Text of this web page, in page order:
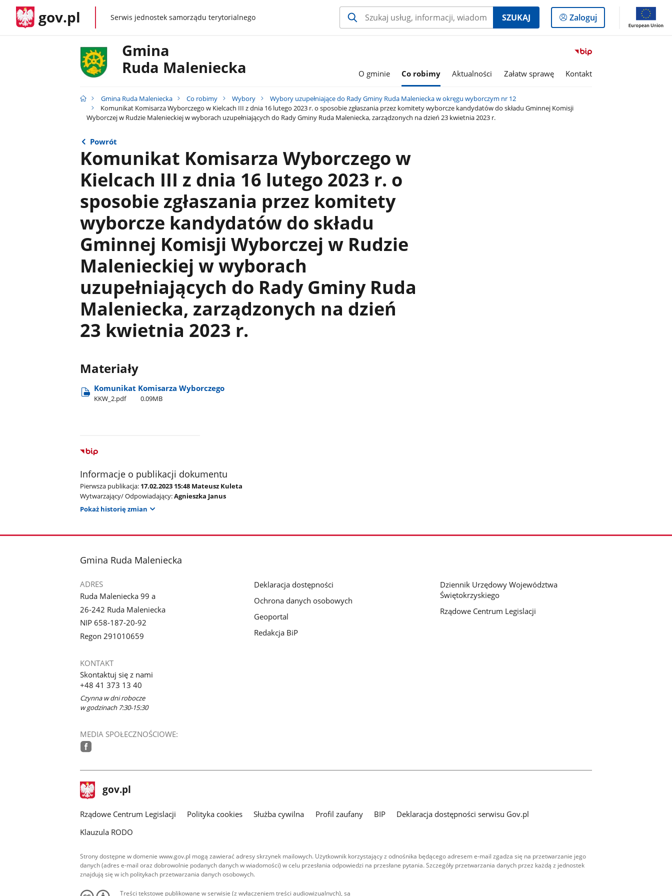
gov.pl gov.plSerwis jednostek samorządu terytorialnego SZUKAJ
Logowanie
do
Zaloguj
Przejdź
serwisu
Gmina
Ruda Maleniecka
O gminie Co robimy Aktualności Załatw sprawę Kontakt
Gmina Ruda Maleniecka Co robimy Wybory
Wybory uzupełniające do Rady Gminy Ruda Maleniecka w okręgu wyborczym nr 12
Komunikat Komisarza Wyborczego w Kielcach III z dnia 16 lutego 2023 r. o sposobie zgłaszania przez komitety wyborcze kandydatów do składu Gminnej Komisji
Wyborczej w Rudzie Malenieckiej w wyborach uzupełniających do Rady Gminy Ruda Maleniecka, zarządzonych na dzień 23 kwietnia 2023 r.
Powrót
Komunikat Komisarza Wyborczego w
Kielcach III z dnia 16 lutego 2023 r. o
sposobie zgłaszania przez komitety
wyborcze kandydatów do składu
Gminnej Komisji Wyborczej w Rudzie
Malenieckiej w wyborach
uzupełniających do Rady Gminy Ruda
Maleniecka, zarządzonych na dzień
23 kwietnia 2023 r.
Materiały
Komunikat Komisarza Wyborczego
KKW​_2.pdf 0.09MB
Informacje o publikacji dokumentu
Pierwsza publikacja: 17.02.2023 15:48 Mateusz Kuleta
Wytwarzający/ Odpowiadający:Agnieszka Janus
Pokaż historię zmian
stopka
Gmina Ruda Maleniecka
ADRES
Ruda Maleniecka 99 a
26-242 Ruda Maleniecka
NIP 658-187-20-92
Regon 291010659
KONTAKT
Skontaktuj się z nami
+48 41 373 13 40
Czynna w dni robocze
w godzinach 7:30-15:30
MEDIA SPOŁECZNOŚCIOWE:
Deklaracja dostępności
Ochrona danych osobowych
Geoportal
Redakcja BiP
Dziennik Urzędowy Województwa
Świętokrzyskiego
Rządowe Centrum Legislacji
stopka
gov.pl Strona
gov.pl
Rządowe Centrum Legislacji Polityka cookies Służba cywilna Profil zaufany BIP
Deklaracja dostępności serwisu Gov.pl
Klauzula RODO
Strony dostępne w domenie www.gov.pl mogą zawierać adresy skrzynek mailowych. Użytkownik korzystający z odnośnika będącego adresem e-mail zgadza się na przetwarzanie jego
danych (adres e-mail oraz dobrowolnie podanych danych w wiadomości) w celu przesłania odpowiedzi na przesłane pytania. Szczegóły przetwarzania danych przez każdą z jednostek
znajdują się w ich politykach przetwarzania danych osobowych.
Treści tekstowe publikowane w serwisie (z wyłączeniem treści audiowizualnych), są